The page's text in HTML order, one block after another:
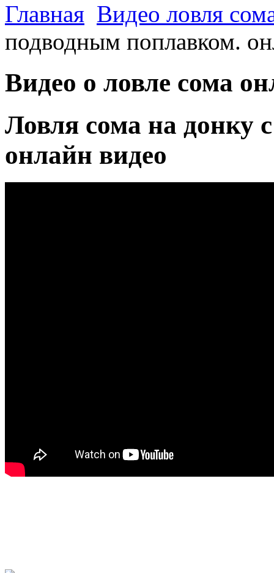
Главная Видео ловля
подводным поплавком.
Видео о ловле сома
Ловля сома на донку
онлайн видео